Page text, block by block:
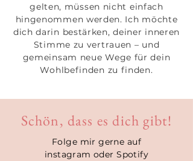
gelten, müssen nicht einfach
hingenommen werden. Ich möchte
dich darin bestärken, deiner inneren
Stimme zu vertrauen – und
gemeinsam neue Wege für dein
Wohlbefinden zu finden.
Schön, dass es dich gibt!
Folge mir gerne auf
instagram oder Spotify